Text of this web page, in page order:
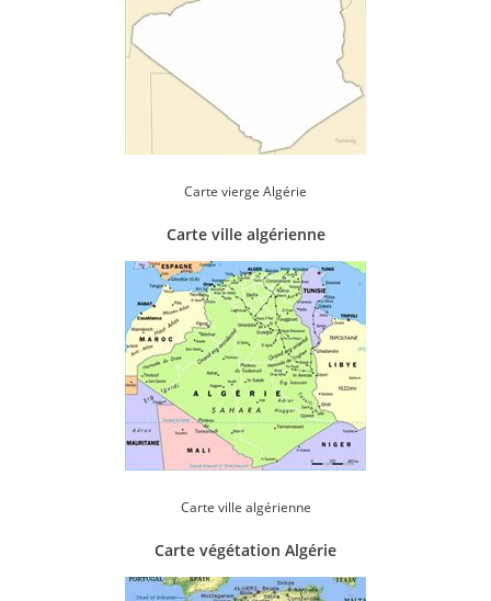
Carte vierge Algérie
Carte ville algérienne
Carte ville algérienne
Carte végétation Algérie